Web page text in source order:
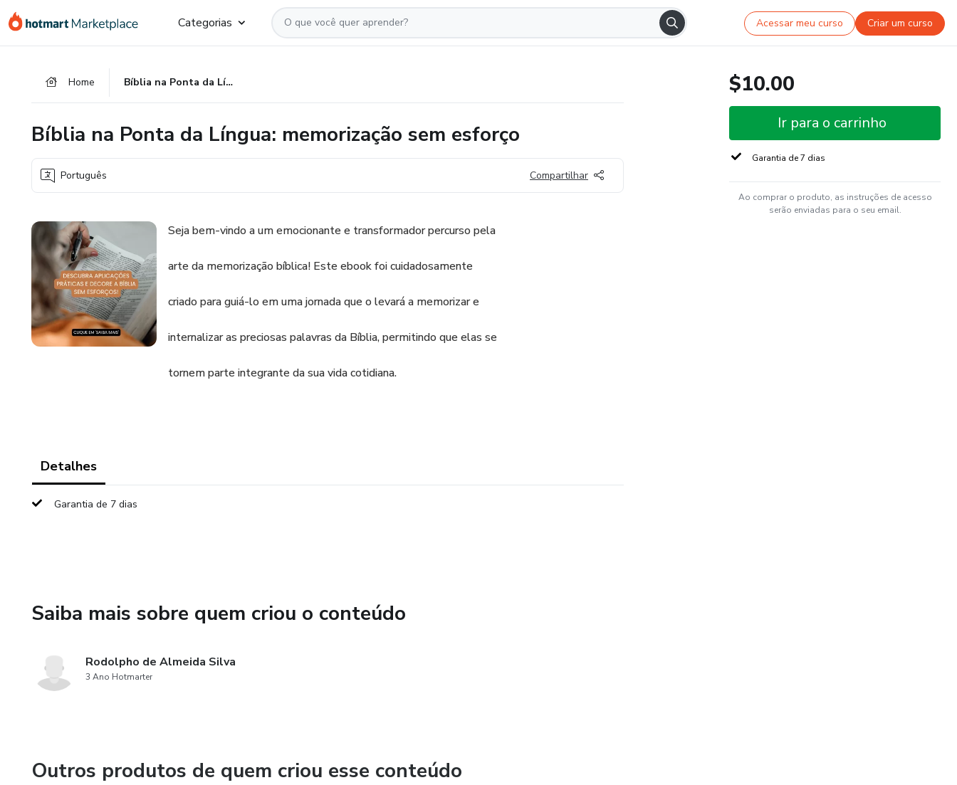
para
para
para
Categorias Acessar meu curso Criar um curso
Home Bíblia na Ponta da Língua: memorização sem esforço
Bíblia na Ponta da Língua: memorização sem esforço
Português Compartilhar
Seja bem-vindo a um emocionante e transformador percurso pela
arte da memorização bíblica! Este ebook foi cuidadosamente
criado para guiá-lo em uma jornada que o levará a memorizar e
internalizar as preciosas palavras da Bíblia, permitindo que elas se
tornem parte integrante da sua vida cotidiana.
Detalhes
Garantia de 7 dias
Saiba mais sobre quem criou o conteúdo
Rodolpho de Almeida Silva
3 Ano Hotmarter
Outros produtos de quem criou esse conteúdo
$10.00
Ir para o carrinho
Garantia de 7 dias
Ao comprar o produto, as instruções de acesso
serão enviadas para o seu email.